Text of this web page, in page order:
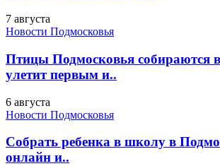
7 августа
Новости Подмосковья
Птицы Подмосковья собираются
улетит первым и..
6 августа
Новости Подмосковья
Собрать ребенка в школу в
онлайн и..